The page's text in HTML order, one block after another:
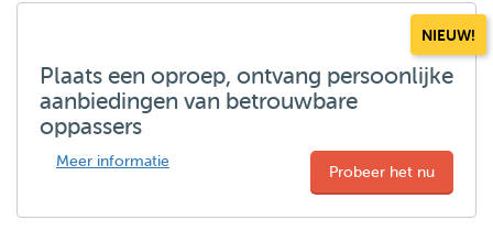
NIEUW!
Plaats een oproep, ontvang persoonlijke
aanbiedingen van betrouwbare
oppassers
Meer informatie
Probeer het nu